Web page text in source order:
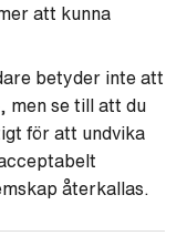
att kunna
betyder inte att
men se till att du
för att undvika
återkallas.